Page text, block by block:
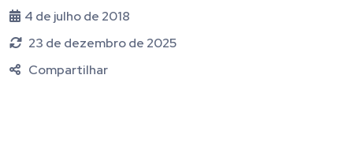
4 de julho de 2018
23 de dezembro de 2025
Compartilhar